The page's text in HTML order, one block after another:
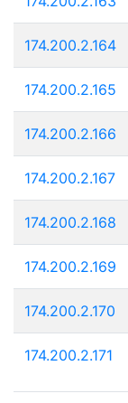
174.200.2.164
174.200.2.165
174.200.2.166
174.200.2.167
174.200.2.168
174.200.2.169
174.200.2.170
174.200.2.171